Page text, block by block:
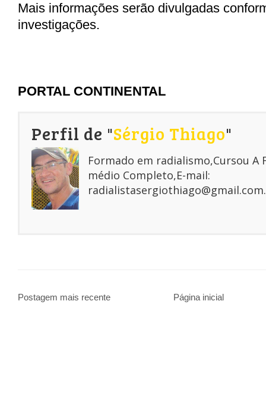
Mais informações serão divulgadas
investigações.
PORTAL CONTINENTAL
Perfil de "Sérgio Thiago"
Formado em radialismo,Cursou A
médio Completo,E-mail:
radialistasergiothiago@gmail.com.
Postagem mais recente Página inicial